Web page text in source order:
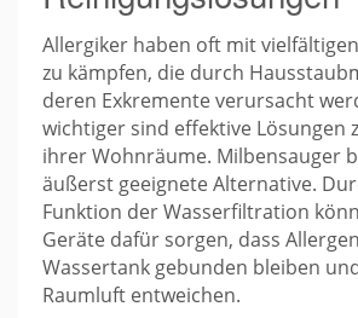
Allergiker haben oft mit
zu kämpfen, die durch
deren Exkremente verursacht
wichtiger sind effektive Lösungen
ihrer Wohnräume. Milbensauger
äußerst geeignete Alternative.
Funktion der Wasserfiltration
Geräte dafür sorgen, dass
Wassertank gebunden bleiben
Raumluft entweichen.